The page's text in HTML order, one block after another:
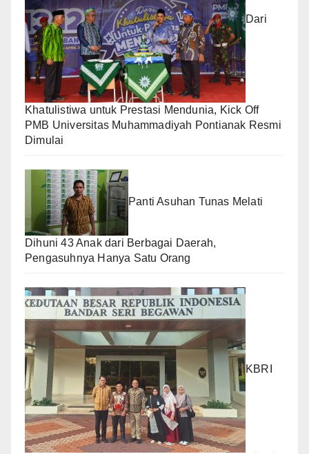
Dari
Khatulistiwa untuk Prestasi Mendunia, Kick Off
PMB Universitas Muhammadiyah Pontianak Resmi
Dimulai
Panti Asuhan Tunas Melati
Dihuni 43 Anak dari Berbagai Daerah,
Pengasuhnya Hanya Satu Orang
KBRI